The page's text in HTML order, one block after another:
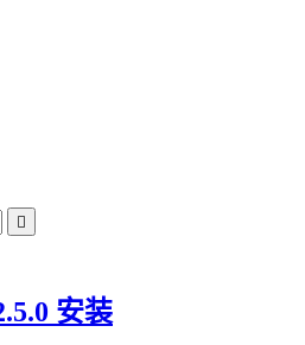

安装